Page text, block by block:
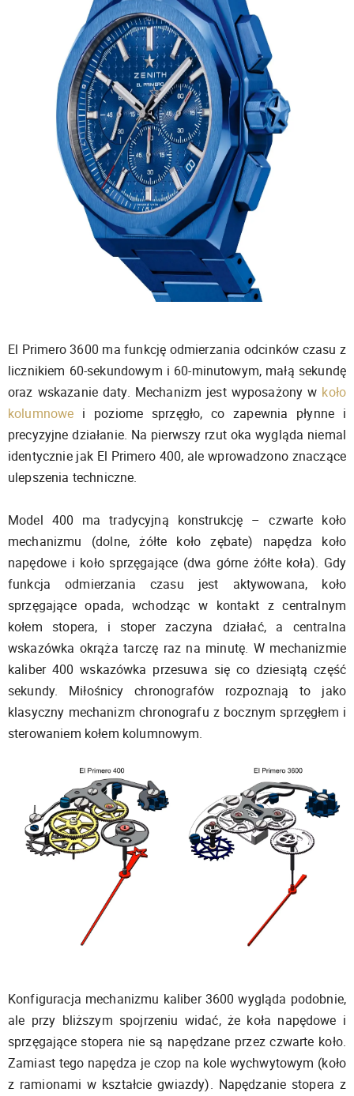
El Primero 3600 ma funkcję odmierzania odcinków czasu z
licznikiem 60-sekundowym i 60-minutowym, małą sekundę
oraz wskazanie daty. Mechanizm jest wyposażony w koło
kolumnowe i poziome sprzęgło, co zapewnia płynne i
precyzyjne działanie. Na pierwszy rzut oka wygląda niemal
identycznie jak El Primero 400, ale wprowadzono znaczące
ulepszenia techniczne.
Model 400 ma tradycyjną konstrukcję – czwarte koło
mechanizmu (dolne, żółte koło zębate) napędza koło
napędowe i koło sprzęgające (dwa górne żółte koła). Gdy
funkcja odmierzania czasu jest aktywowana, koło
sprzęgające opada, wchodząc w kontakt z centralnym
kołem stopera, i stoper zaczyna działać, a centralna
wskazówka okrąża tarczę raz na minutę. W mechanizmie
kaliber 400 wskazówka przesuwa się co dziesiątą część
sekundy. Miłośnicy chronografów rozpoznają to jako
klasyczny mechanizm chronografu z bocznym sprzęgłem i
sterowaniem kołem kolumnowym.
Konfiguracja mechanizmu kaliber 3600 wygląda podobnie,
ale przy bliższym spojrzeniu widać, że koła napędowe i
sprzęgające stopera nie są napędzane przez czwarte koło.
Zamiast tego napędza je czop na kole wychwytowym (koło
z ramionami w kształcie gwiazdy). Napędzanie stopera z